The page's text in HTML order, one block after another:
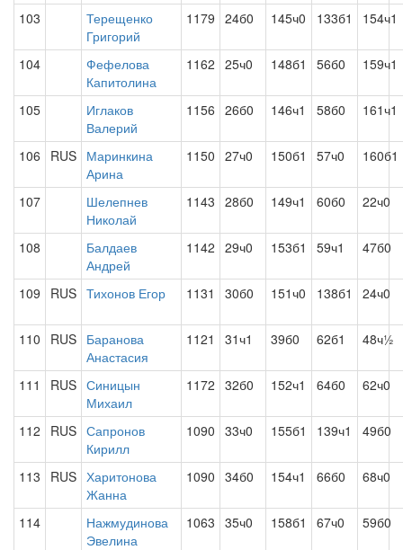
103
Терещенко
Григорий
1179 24б0 145ч0 133б1 154ч1
104
Фефелова
Капитолина
1162 25ч0 148б1 56б0 159ч1
105
Иглаков
Валерий
1156 26б0 146ч1 58б0 161ч1
106 RUS Маринкина
Арина
1150 27ч0 150б1 57ч0 160б1
107
Шелепнев
Николай
1143 28б0 149ч1 60б0 22ч0
108
Балдаев
Андрей
1142 29ч0 153б1 59ч1 47б0
109 RUS Тихонов Егор 1131 30б0 151ч0 138б1 24ч0
110 RUS Баранова
Анастасия
1121 31ч1 39б0 62б1 48ч½
111 RUS Синицын
Михаил
1172 32б0 152ч1 64б0 62ч0
112 RUS Сапронов
Кирилл
1090 33ч0 155б1 139ч1 49б0
113 RUS Харитонова
Жанна
1090 34б0 154ч1 66б0 68ч0
114
Нажмудинова
Эвелина
1063 35ч0 158б1 67ч0 59б0